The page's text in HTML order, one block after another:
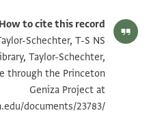
T-S NS 176.37 1v
T-S NS 176.14 1r
T-S NS 176.14 1v
How to cite this record:
Schechter, T-S NS
Taylor-Schechter,
through the Princeton
Geniza Project at
documents/23783/